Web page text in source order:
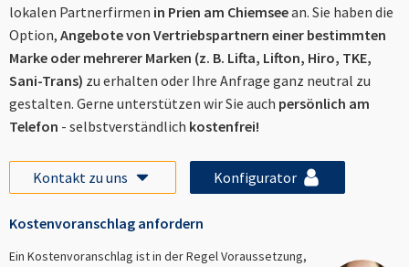
lokalen Partnerfirmen in Prien am Chiemseean. Sie haben die
Option, Angebote von Vertriebspartnern einer bestimmten
Marke oder mehrerer Marken (z. B. Lifta, Lifton, Hiro, TKE,
Sani-Trans) zu erhalten oder Ihre Anfrage ganz neutral zu
gestalten. Gerne unterstützen wir Sie auch persönlich am
Telefon - selbstverständlich kostenfrei!
Kontakt zu uns Konfigurator
Kostenvoranschlag anfordern
Ein Kostenvoranschlag ist in der Regel Voraussetzung,